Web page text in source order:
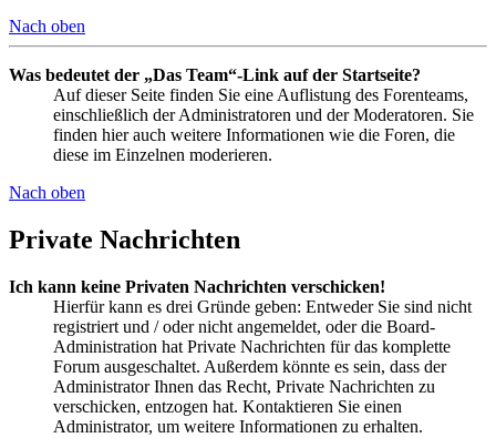
Nach oben
Was bedeutet der „Das Team“-Link auf der Startseite?
Auf dieser Seite finden Sie eine Auflistung des Forenteams,
einschließlich der Administratoren und der Moderatoren. Sie
finden hier auch weitere Informationen wie die Foren, die
diese im Einzelnen moderieren.
Nach oben
Private Nachrichten
Ich kann keine Privaten Nachrichten verschicken!
Hierfür kann es drei Gründe geben: Entweder Sie sind nicht
registriert und / oder nicht angemeldet, oder die Board-
Administration hat Private Nachrichten für das komplette
Forum ausgeschaltet. Außerdem könnte es sein, dass der
Administrator Ihnen das Recht, Private Nachrichten zu
verschicken, entzogen hat. Kontaktieren Sie einen
Administrator, um weitere Informationen zu erhalten.